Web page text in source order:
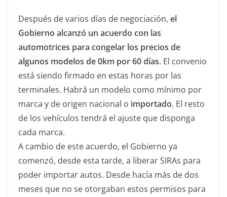
Después de varios días de negociación, el
Gobierno alcanzó un acuerdo con las
automotrices para congelar los precios de
algunos modelos de 0km por 60 días. El convenio
está siendo firmado en estas horas por las
terminales. Habrá un modelo como mínimo por
marca y de origen nacional o importado. El resto
de los vehículos tendrá el ajuste que disponga
cada marca.
A cambio de este acuerdo, el Gobierno ya
comenzó, desde esta tarde, a liberar SIRAs para
poder importar autos. Desde hacía más de dos
meses que no se otorgaban estos permisos para